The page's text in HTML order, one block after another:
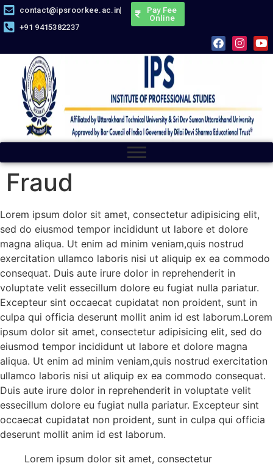
contact@ipsroorkee.ac.in
+91 9415382237
Pay Fee
Online
Fraud
Lorem ipsum dolor sit amet, consectetur adipisicing elit,
sed do eiusmod tempor incididunt ut labore et dolore
magna aliqua. Ut enim ad minim veniam,quis nostrud
exercitation ullamco laboris nisi ut aliquip ex ea commodo
consequat. Duis aute irure dolor in reprehenderit in
voluptate velit essecillum dolore eu fugiat nulla pariatur.
Excepteur sint occaecat cupidatat non proident, sunt in
culpa qui officia deserunt mollit anim id est laborum.Lorem
ipsum dolor sit amet, consectetur adipisicing elit, sed do
eiusmod tempor incididunt ut labore et dolore magna
aliqua. Ut enim ad minim veniam,quis nostrud exercitation
ullamco laboris nisi ut aliquip ex ea commodo consequat.
Duis aute irure dolor in reprehenderit in voluptate velit
essecillum dolore eu fugiat nulla pariatur. Excepteur sint
occaecat cupidatat non proident, sunt in culpa qui officia
deserunt mollit anim id est laborum.
Lorem ipsum dolor sit amet, consectetur